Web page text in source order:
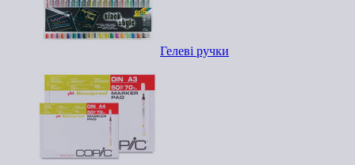
Гелеві ручки